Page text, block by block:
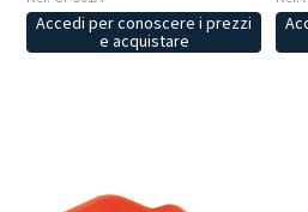
Accedi per conoscere i prezzi
e acquistare